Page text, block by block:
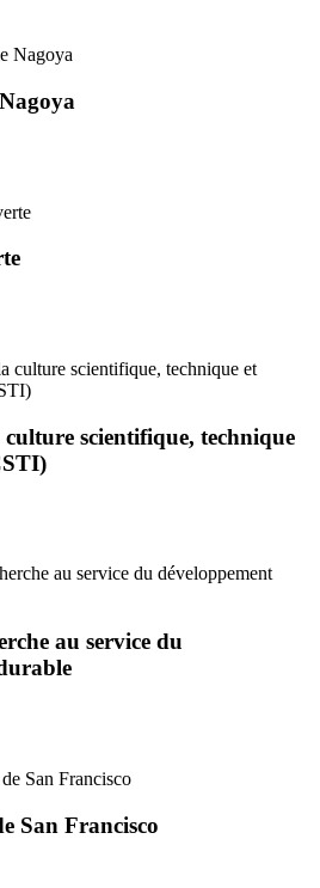
Nagoya
culture scientifique, technique et
scientifique, technique
au service du développement
au service du
San Francisco
San Francisco